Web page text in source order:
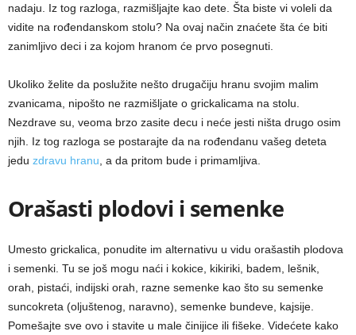
nadaju. Iz tog razloga, razmišljajte kao dete. Šta biste vi voleli da
vidite na rođendanskom stolu? Na ovaj način znaćete šta će biti
zanimljivo deci i za kojom hranom će prvo posegnuti.
Ukoliko želite da poslužite nešto drugačiju hranu svojim malim
zvanicama, nipošto ne razmišljate o grickalicama na stolu.
Nezdrave su, veoma brzo zasite decu i neće jesti ništa drugo osim
njih. Iz tog razloga se postarajte da na rođendanu vašeg deteta
jedu zdravu hranu, a da pritom bude i primamljiva.
Orašasti plodovi i semenke
Umesto grickalica, ponudite im alternativu u vidu orašastih plodova
i semenki. Tu se još mogu naći i kokice, kikiriki, badem, lešnik,
orah, pistaći, indijski orah, razne semenke kao što su semenke
suncokreta (oljuštenog, naravno), semenke bundeve, kajsije.
Pomešajte sve ovo i stavite u male činijice ili fišeke. Videćete kako